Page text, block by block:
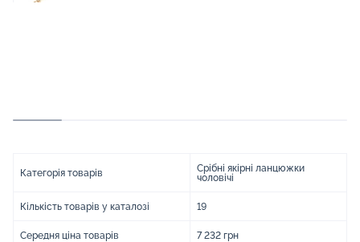
Категорія товарів
Срібні якірні ланцюжки
чоловічі
Кількість товарів у каталозі 19
Середня ціна товарів 7 232 грн